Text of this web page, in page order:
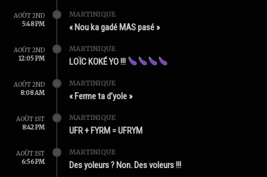
AOÛT 2ND
5:48 PM
MARTINIQUE
« Nou ka gadé MAS pasé »
AOÛT 2ND
12:05 PM
MARTINIQUE
LOÏC KOKÉ YO !!!
AOÛT 2ND
8:08 AM
MARTINIQUE
« Ferme ta d’yole »
AOÛT 1ST
8:42 PM
MARTINIQUE
UFR + FYRM = UFRYM
AOÛT 1ST
6:56 PM
MARTINIQUE
Des yoleurs ? Non. Des voleurs !!!